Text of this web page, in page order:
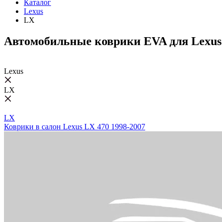
Каталог
Lexus
LX
Автомобильные коврики EVA для
Lexus
LX
LX
Коврики в салон Lexus LX 470 1998-2007